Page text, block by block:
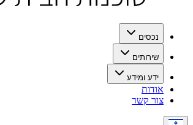
נכסים
שירותים
ידע ומידע
אודות
צור קשר